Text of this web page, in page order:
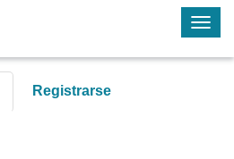
Registrarse